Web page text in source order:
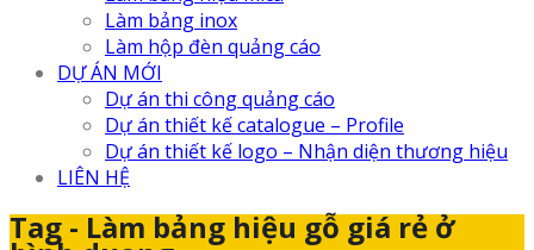
Làm bảng inox
Làm hộp đèn quảng cáo
DỰ ÁN MỚI
Dự án thi công quảng cáo
Dự án thiết kế catalogue – Profile
Dự án thiết kế logo – Nhận diện thương hiệu
LIÊN HỆ
Tag - Làm bảng hiệu gỗ giá rẻ ở